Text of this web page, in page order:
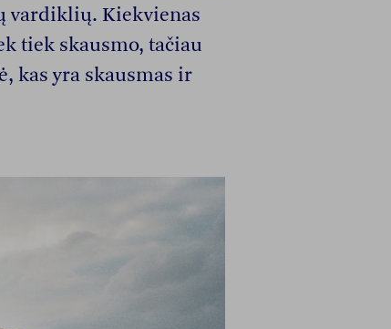
vardiklių. Kiekvienas
tiek skausmo, tačiau
kas yra skausmas ir